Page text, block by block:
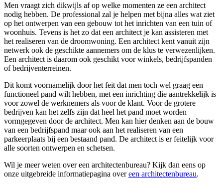
Men vraagt zich dikwijls af op welke momenten ze een architect
nodig hebben. De professional zal je helpen met bijna alles wat ziet
op het ontwerpen van een gebouw tot het inrichten van een tuin of
woonhuis. Tevens is het zo dat een architect je kan assisteren met
het realiseren van de droomwoning. Een architect kent vanuit zijn
netwerk ook de geschikte aannemers om de klus te verwezenlijken.
Een architect is daarom ook geschikt voor winkels, bedrijfspanden
of bedrijventerreinen.
Dit komt voornamelijk door het feit dat men toch wel graag een
functioneel pand wilt hebben, met een inrichting die aantrekkelijk is
voor zowel de werknemers als voor de klant. Voor de grotere
bedrijven kan het zelfs zijn dat heel het pand moet worden
vormgegeven door de architect. Men kan hier denken aan de bouw
van een bedrijfspand maar ook aan het realiseren van een
parkeerplaats bij een bestaand pand. De architect is er feitelijk voor
alle soorten ontwerpen en schetsen.
Wil je meer weten over een architectenbureau? Kijk dan eens op
onze uitgebreide informatiepagina overeen architectenbureau.